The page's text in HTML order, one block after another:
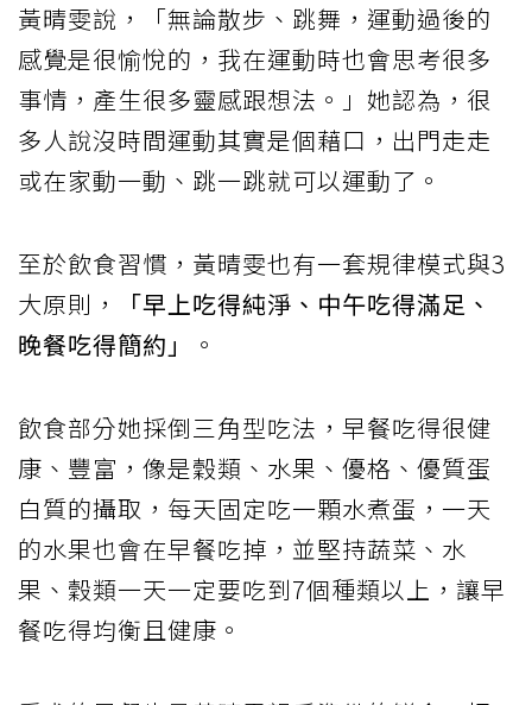
黃晴雯說，「無論散步、跳舞，運動過後的
感覺是很愉悅的，我在運動時也會思考很多
事情，產生很多靈感跟想法。」她認為，很
多人說沒時間運動其實是個藉口，出門走走
或在家動一動、跳一跳就可以運動了。
至於飲食習慣，黃晴雯也有一套規律模式與3
大原則，
「早上吃得純淨、中午吃得滿足、
晚餐吃得簡約」
。
飲食部分她採倒三角型吃法，早餐吃得很健
康、豐富，像是穀類、水果、優格、優質蛋
白質的攝取，每天固定吃一顆水煮蛋，一天
的水果也會在早餐吃掉，並堅持蔬菜、水
果、穀類一天一定要吃到7個種類以上，讓早
餐吃得均衡且健康。